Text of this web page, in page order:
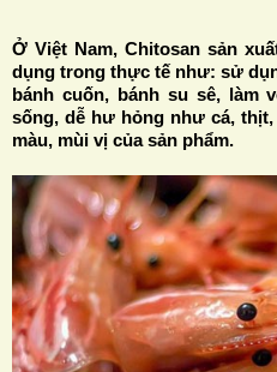
Ở Việt Nam, Chitosan sản
dụng trong thực tế như: sử
bánh cuốn, bánh su sê, làm
sống, dễ hư hỏng như cá,
màu, mùi vị của sản phẩm.